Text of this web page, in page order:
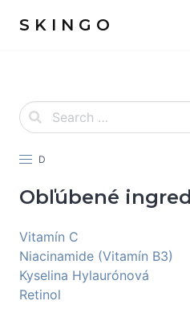
S K I N G O
D
Obľúbené
Vitamín C
Niacinamide (Vitamín B3)
Kyselina Hylaurónová
Retinol